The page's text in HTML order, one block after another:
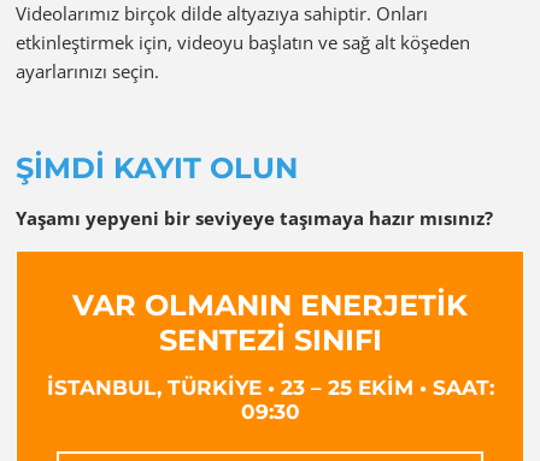
Videolarımız birçok dilde altyazıya sahiptir. Onları
etkinleştirmek için, videoyu başlatın ve sağ alt köşeden
ayarlarınızı seçin.
ŞİMDİ KAYIT OLUN
Yaşamı yepyeni bir seviyeye taşımaya hazır mısınız?
VAR OLMANIN ENERJETİK
SENTEZİ SINIFI
İSTANBUL, TÜRKİYE • 23 – 25 EKİM • SAAT:
09:30